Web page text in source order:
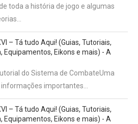
de toda a história de jogo e algumas
– Tá tudo Aqui! (Guias, Tutoriais,
Equipamentos, Eikons e mais) - A
do Sistema de CombateUma
importantes…
– Tá tudo Aqui! (Guias, Tutoriais,
Equipamentos, Eikons e mais) - A